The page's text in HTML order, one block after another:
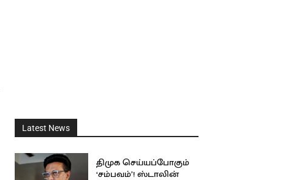
Latest News
திமுக செய்யப்போகும்
‘சம்பவம்’! ஸ்டாலின்